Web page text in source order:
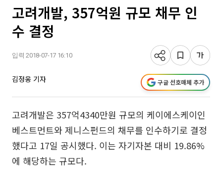
고려개발, 357억원 규모 채무 인
수 결정
입력 2018-07-17 16:10
김정웅 기자 구글 선호매체 추가
고려개발은 357억4340만원 규모의 케이에스케이인
베스트먼트와 제니스펀드의 채무를 인수하기로 결정
했다고 17일 공시했다. 이는 자기자본 대비 19.86%
에 해당하는 규모다.